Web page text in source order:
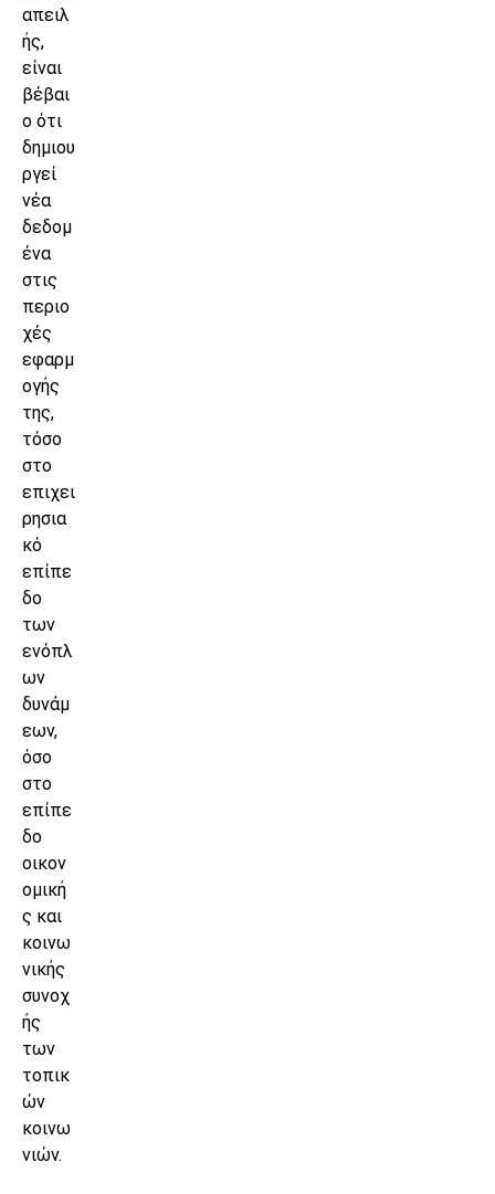
απειλ
ής,
είναι
βέβαι
ο ότι
δημιου
ργεί
νέα
δεδομ
ένα
στις
περιο
χές
εφαρμ
ογής
της,
τόσο
στο
επιχει
ρησια
κό
επίπε
δο
των
ενόπλ
ων
δυνάμ
εων,
όσο
στο
επίπε
δο
οικον
ομική
ς και
κοινω
νικής
συνοχ
ής
των
τοπικ
ών
κοινω
νιών.